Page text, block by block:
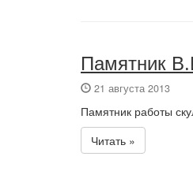
Памятник
21 августа 2013
Памятник работы
Читать »